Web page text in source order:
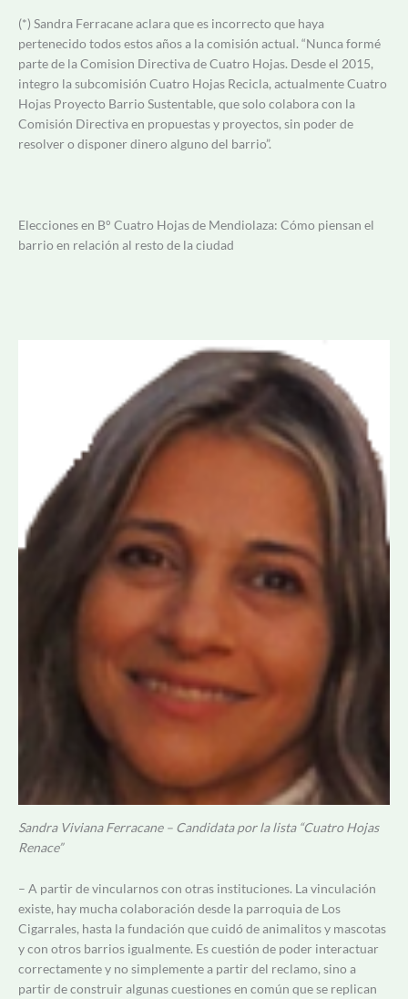
(*) Sandra Ferracane aclara que es incorrecto que haya
pertenecido todos estos años a la comisión actual. “Nunca formé
parte de la Comision Directiva de Cuatro Hojas. Desde el 2015,
integro la subcomisión Cuatro Hojas Recicla, actualmente Cuatro
Hojas Proyecto Barrio Sustentable, que solo colabora con la
Comisión Directiva en propuestas y proyectos, sin poder de
resolver o disponer dinero alguno del barrio”.
Elecciones en B° Cuatro Hojas de Mendiolaza: Cómo piensan el
barrio en relación al resto de la ciudad
Sandra Viviana Ferracane – Candidata por la lista “Cuatro Hojas
Renace”
– A partir de vincularnos con otras instituciones. La vinculación
existe, hay mucha colaboración desde la parroquia de Los
Cigarrales, hasta la fundación que cuidó de animalitos y mascotas
y con otros barrios igualmente. Es cuestión de poder interactuar
correctamente y no simplemente a partir del reclamo, sino a
partir de construir algunas cuestiones en común que se replican